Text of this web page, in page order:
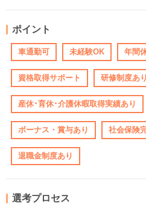
ポイント
車通勤可 未経験OK 年間
資格取得サポート 研修制度あり
産休･育休･介護休暇取得実績あり
ボーナス・賞与あり 社会保険
退職金制度あり
選考プロセス